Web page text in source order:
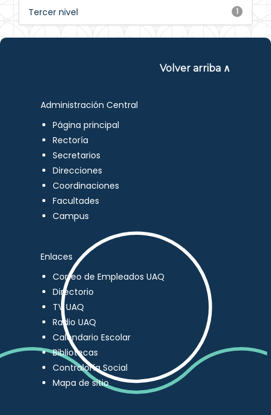
1
Tercer nivel
Volver arriba ∧
Administración Central
Página principal
Rectoría
Secretarios
Direcciones
Coordinaciones
Facultades
Campus
Enlaces
Correo de Empleados UAQ
Directorio
TV UAQ
Radio UAQ
Calendario Escolar
Bibliotecas
Contraloría Social
Mapa de sitio